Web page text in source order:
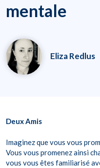
mentale
Eliza Redlus
Deux Amis
Imaginez que vous vous
Vous vous promenez ainsi
vous vous êtes familiarisé